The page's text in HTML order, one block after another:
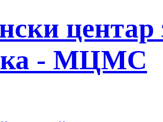
центар
- МЦМС